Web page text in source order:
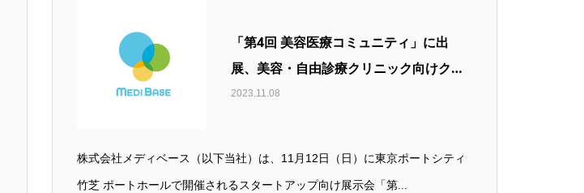
「第4回 美容医療コミュニティ」に出
展、美容・自由診療クリニック向けク…
2023.11.08
株式会社メディベース（以下当社）は、11月12日（日）に東京ポートシティ
竹芝 ポートホールで開催されるスタートアップ向け展示会「第...